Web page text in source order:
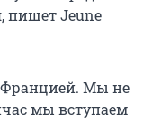
пишет Jeune
Францией. Мы не
мы вступаем